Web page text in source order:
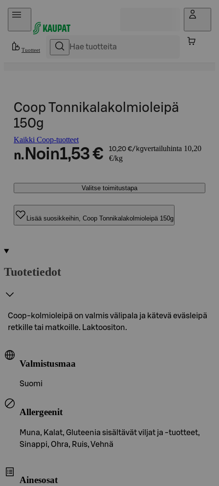
Hyppää sisältöön
Tuotteet
Coop Tonnikalakolmioleipä
150g
Kaikki Coop-tuotteet
n. Noin1,53 € 10,20 €/kgvertailuhinta 10,20
€/kg
Valitse toimitustapa
Lisää suosikkeihin, Coop Tonnikalakolmioleipä 150g
Tuotetiedot
Coop-kolmioleipä on valmis välipala ja kätevä eväsleipä
retkille tai matkoille. Laktoositon.
Valmistusmaa
Suomi
Allergeenit
Muna, Kalat, Gluteenia sisältävät viljat ja -tuotteet,
Sinappi, Ohra, Ruis, Vehnä
Ainesosat